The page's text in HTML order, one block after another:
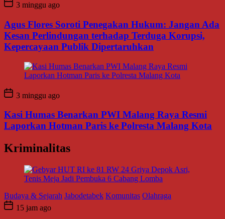
3 minggu ago
Agus Flores Soroti Penegakan Hukum: Jangan Ada
Kesan Perlindungan terhadap Terduga Korupsi,
Kepercayaan Publik Dipertaruhkan
3 minggu ago
Kasi Humas Benarkan PWI Malang Raya Resmi
Laporkan Hotman Paris ke Polresta Malang Kota
Kriminalitas
Budaya & Sejarah Jabodetabek Komunitas Olahraga
15 jam ago